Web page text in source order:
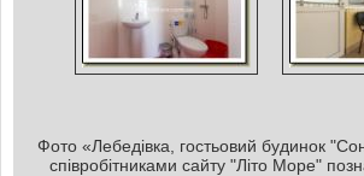
Фото «Лебедівка, гостьовий будинок
співробітниками сайту "Літо Море"